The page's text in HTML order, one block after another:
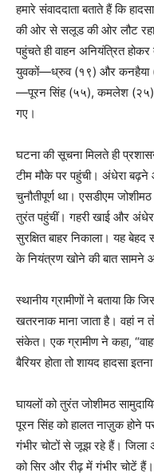
हमारे संवाददाता बताते हैं कि
की ओर से सलूड की ओर लौट रहा
पहुंचते ही वाहन अनियंत्रित
युवकों—ध्रुव (१९) और कनहैया
—पूरन सिंह (५५), कमलेश
गए।
घटना की सूचना मिलते ही
टीम मौके पर पहुंची। अंधेरा बढ़ने
चुनौतीपूर्ण था। एसडीएम
तुरंत पहुंचीं। गहरी खाई और
सुरक्षित बाहर निकाला। यह
के नियंत्रण खोने की बात सामने
स्थानीय ग्रामीणों ने बताया कि
खतरनाक माना जाता है। वहां न
संकेत। एक ग्रामीण ने कहा,
बैरियर होता तो शायद हादसा
घायलों को तुरंत जोशीमठ
पूरन सिंह को हालत नाज़ुक होने
गंभीर चोटों से जूझ रहे हैं। जिला
को सिर और रीढ़ में गंभीर चोटें